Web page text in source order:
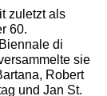
zuletzt als
60.
di
sie
Robert
und Jan St.